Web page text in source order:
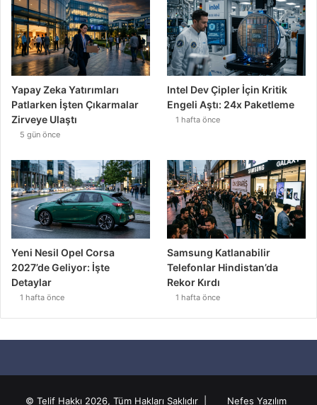
Yapay Zeka Yatırımları
Patlarken İşten Çıkarmalar
Zirveye Ulaştı
5 gün önce
Intel Dev Çipler İçin Kritik
Engeli Aştı: 24x Paketleme
1 hafta önce
Yeni Nesil Opel Corsa
2027’de Geliyor: İşte
Detaylar
1 hafta önce
Samsung Katlanabilir
Telefonlar Hindistan’da
Rekor Kırdı
1 hafta önce
© Telif Hakkı 2026, Tüm Hakları Saklıdır | Nefes Yazılım